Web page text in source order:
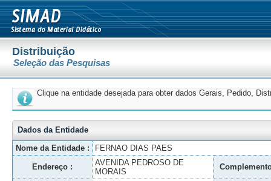
Distribuição
Seleção das Pesquisas
Clique na entidade desejada para obter dados Gerais, Pedido,
Dados da Entidade
Nome da Entidade :
FERNAO DIAS PAES
Endereço :
AVENIDA PEDROSO DE
MORAIS